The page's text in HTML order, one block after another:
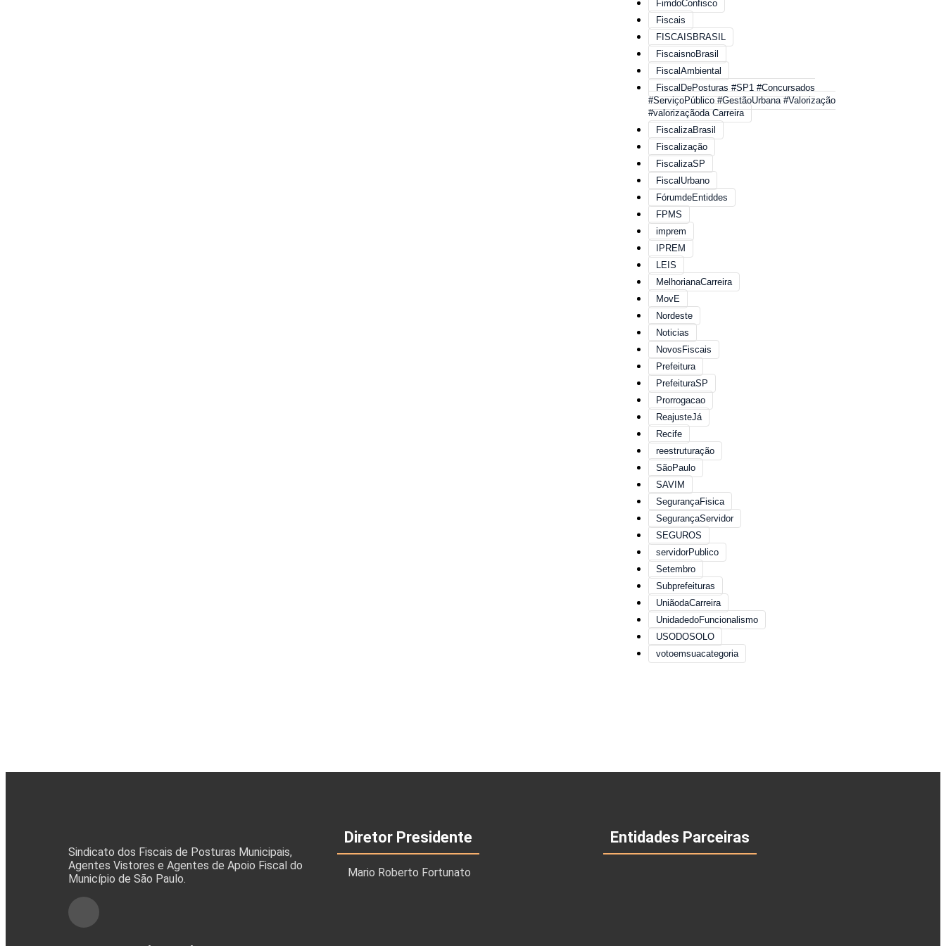
FimdoConfisco
Fiscais
FISCAISBRASIL
FiscaisnoBrasil
FiscalAmbiental
FiscalDePosturas #SP1 #Concursados
#ServiçoPúblico #GestãoUrbana #Valorização
#valorizaçãoda Carreira
FiscalizaBrasil
Fiscalização
FiscalizaSP
FiscalUrbano
FórumdeEntiddes
FPMS
imprem
IPREM
LEIS
MelhorianaCarreira
MovE
Nordeste
Noticias
NovosFiscais
Prefeitura
PrefeituraSP
Prorrogacao
ReajusteJá
Recife
reestruturação
SãoPaulo
SAVIM
SegurançaFisica
SegurançaServidor
SEGUROS
servidorPublico
Setembro
Subprefeituras
UniãodaCarreira
UnidadedoFuncionalismo
USODOSOLO
votoemsuacategoria
Sindicato dos Fiscais de Posturas Municipais,
Agentes Vistores e Agentes de Apoio Fiscal do
Município de São Paulo.
Diretor Presidente
Mario Roberto Fortunato
Entidades Parceiras